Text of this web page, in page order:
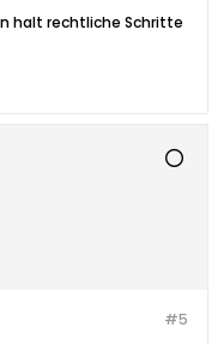
halt rechtliche Schritte
#5